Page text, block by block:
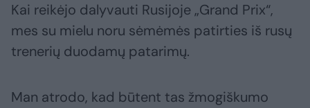
Kai reikėjo dalyvauti Rusijoje „Grand Prix“,
mes su mielu noru sėmėmės patirties iš rusų
trenerių duodamų patarimų.
Man atrodo, kad būtent tas žmogiškumo